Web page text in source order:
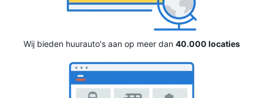
Wij bieden huurauto's aan op meer dan 40.000 locaties